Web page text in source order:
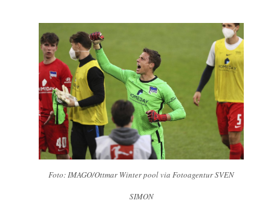
Foto: IMAGO/Ottmar Winter pool via Fotoagentur SVEN
SIMON